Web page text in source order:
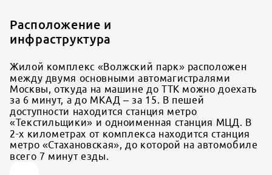
Расположение и
инфраструктура
Жилой комплекс «Волжский парк» расположен
между двумя основными автомагистралями
Москвы, откуда на машине до ТТК можно доехать
за 6 минут, а до МКАД – за 15. В пешей
доступности находится станция метро
«Текстильщики» и одноименная станция МЦД. В
2-х километрах от комплекса находится станция
метро «Стахановская», до которой на автомобиле
всего 7 минут езды.